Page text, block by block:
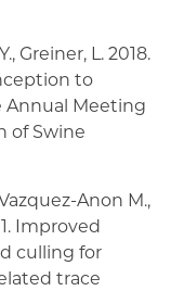
Greiner, L. 2018.
to
Annual Meeting
of Swine
Anon M.,
Improved
culling for
trace